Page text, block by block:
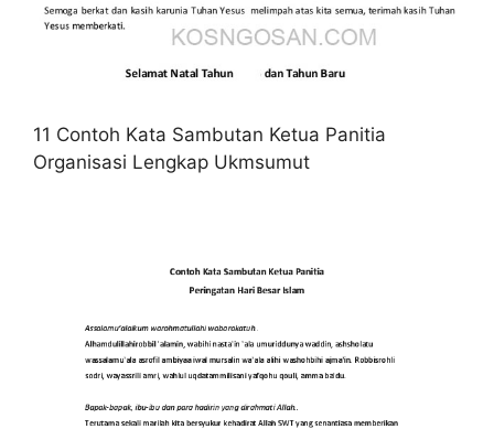
11 Contoh Kata Sambutan Ketua Panitia
Organisasi Lengkap Ukmsumut